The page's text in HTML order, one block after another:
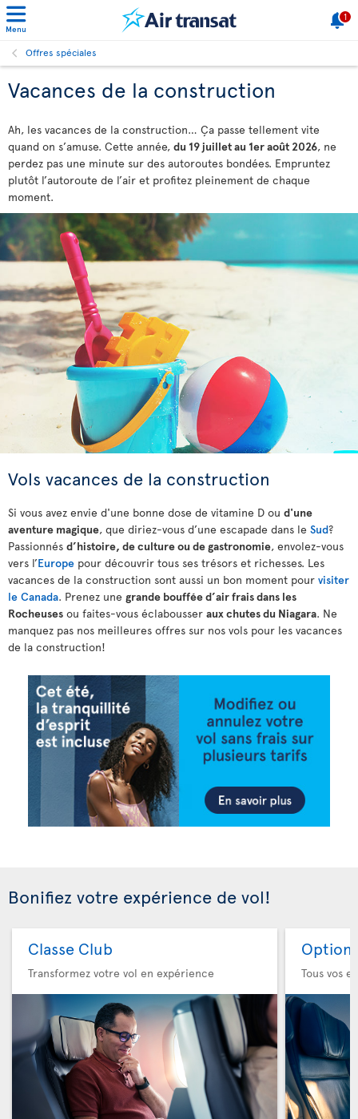
Menu
1
Offres spéciales
Vacances de la construction
Ah, les vacances de la construction… Ça passe tellement vite
quand on s’amuse. Cette année, du 19 juillet au 1er août 2026, ne
perdez pas une minute sur des autoroutes bondées. Empruntez
plutôt l’autoroute de l’air et profitez pleinement de chaque
moment.
Vols vacances de la construction
Si vous avez envie d'une bonne dose de vitamine D ou d'une
aventure magique, que diriez-vous d’une escapade dans le Sud?
Passionnés d’histoire, de culture ou de gastronomie, envolez-vous
vers l’Europe pour découvrir tous ses trésors et richesses. Les
vacances de la construction sont aussi un bon moment pour visiter
le Canada. Prenez une grande bouffée d’air frais dans les
Rocheuses ou faites-vous éclabousser aux chutes du Niagara. Ne
manquez pas nos meilleures offres sur nos vols pour les vacances
de la construction!
Bonifiez votre expérience de vol!
Classe Club
Transformez votre vol en expérience
Option
Tous vos